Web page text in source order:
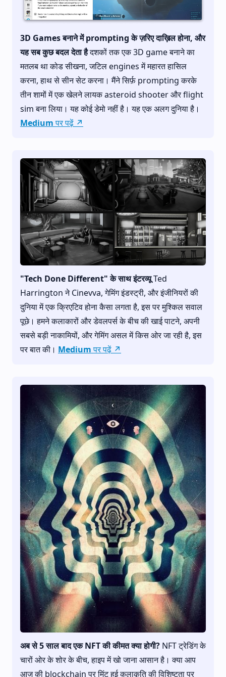
3D Games बनाने में prompting के ज़रिए दाख़िल होना, और
यह सब कुछ बदल देता हैदशकों तक एक 3D game बनाने का
मतलब था कोड सीखना, जटिल engines में महारत हासिल
करना, हाथ से सीन सेट करना। मैंने सिर्फ़ prompting करके
तीन शामों में एक खेलने लायक asteroid shooter और flight
sim बना लिया। यह कोई डेमो नहीं है। यह एक अलग दुनिया है।
Medium पर पढ़ें ↗
"Tech Done Different" के साथ इंटरव्यूTed
Harrington ने Cinevva, गेमिंग इंडस्ट्री, और इंजीनियरों की
दुनिया में एक क्रिएटिव होना कैसा लगता है, इस पर मुश्किल सवाल
पूछे। हमने कलाकारों और डेवलपर्स के बीच की खाई पाटने, अपनी
सबसे बड़ी नाकामियों, और गेमिंग असल में किस ओर जा रही है, इस
पर बात की। Medium पर पढ़ें ↗
अब से 5 साल बाद एक NFT की कीमत क्या होगी? NFT ट्रेडिंग के
चारों ओर के शोर के बीच, हाइप में खो जाना आसान है। क्या आप
आज की blockchain पर मिंट हुई कलाकृति की विशिष्टता पर